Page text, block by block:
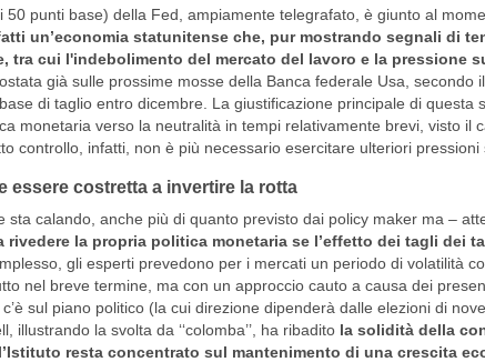
50 punti base) della Fed, ampiamente telegrafato, è giunto al
un’economia statunitense che, pur mostrando segnali di
tra cui l'indebolimento del mercato del lavoro e la pressione
già sulle prossime mosse della Banca federale Usa, secondo
di taglio entro dicembre. La giustificazione principale di questa
monetaria verso la neutralità in tempi relativamente brevi, visto il
controllo, infatti, non è più necessario esercitare ulteriori pressioni
essere costretta a invertire la rotta
sta calando, anche più di quanto previsto dai policy maker ma –
rivedere la propria politica monetaria se l’effetto dei tagli dei
gli esperti prevedono per i mercati un periodo di volatilità
nel breve termine, ma con un approccio cauto a causa dei
c’è sul piano politico (la cui direzione dipenderà dalle elezioni di
illustrando la svolta da ‘‘colomba’’, ha ribadito la solidità della
resta concentrato sul mantenimento di una crescita